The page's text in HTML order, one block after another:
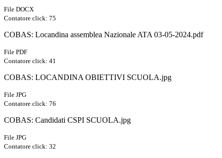
File DOCX
Contatore click: 75
COBAS: Locandina assemblea Nazionale ATA 03-05-2024.pdf
File PDF
Contatore click: 41
COBAS: LOCANDINA OBIETTIVI SCUOLA.jpg
File JPG
Contatore click: 76
COBAS: Candidati CSPI SCUOLA.jpg
File JPG
Contatore click: 32